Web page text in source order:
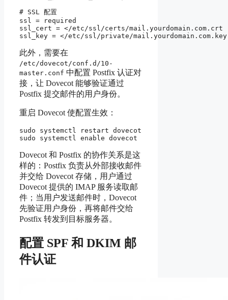
# SSL 配置
ssl = required
ssl_cert = </etc/ssl/certs/mail.yourdomain.com.crt
此外，需要在
/etc/dovecot/conf.d/10-
master.conf 中配置 Postfix 认证对
接，让 Dovecot 能够验证通过
Postfix 提交邮件的用户身份。
重启 Dovecot 使配置生效：
sudo systemctl restart dovecot
Dovecot 和 Postfix 的协作关系是这
样的：Postfix 负责从外部接收邮件
并交给 Dovecot 存储，用户通过
Dovecot 提供的 IMAP 服务读取邮
件；当用户发送邮件时，Dovecot
先验证用户身份，再将邮件交给
Postfix 转发到目标服务器。
配置 SPF 和 DKIM 邮
件认证